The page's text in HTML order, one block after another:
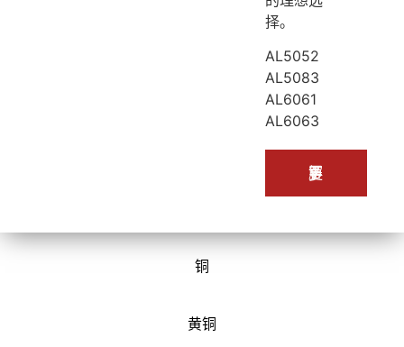
铜
黄铜
择。
AL5052
AL5083
AL6061
AL6063
了解更多